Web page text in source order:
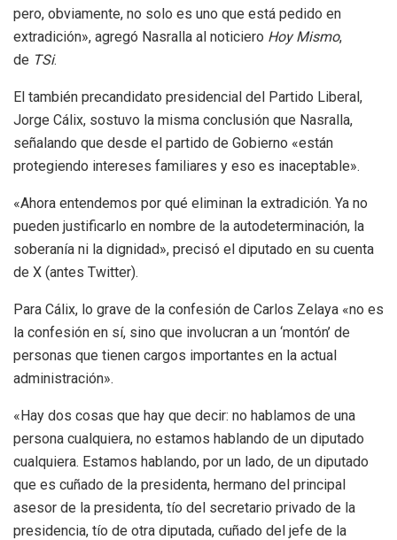
pero, obviamente, no solo es uno que está pedido en
extradición», agregó Nasralla al noticiero Hoy Mismo,
de TSi.
El también precandidato presidencial del Partido Liberal,
Jorge Cálix, sostuvo la misma conclusión que Nasralla,
señalando que desde el partido de Gobierno «están
protegiendo intereses familiares y eso es inaceptable».
«Ahora entendemos por qué eliminan la extradición. Ya no
pueden justificarlo en nombre de la autodeterminación, la
soberanía ni la dignidad», precisó el diputado en su cuenta
de X (antes Twitter).
Para Cálix, lo grave de la confesión de Carlos Zelaya «no es
la confesión en sí, sino que involucran a un ‘montón’ de
personas que tienen cargos importantes en la actual
administración».
«Hay dos cosas que hay que decir: no hablamos de una
persona cualquiera, no estamos hablando de un diputado
cualquiera. Estamos hablando, por un lado, de un diputado
que es cuñado de la presidenta, hermano del principal
asesor de la presidenta, tío del secretario privado de la
presidencia, tío de otra diputada, cuñado del jefe de la